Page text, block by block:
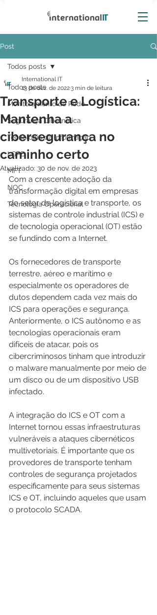
Post
Todos posts
Monitoramento de Rede
Segurança Cibernética
Tecnologia da Informação
LGPD
MFT
NOC
Tecnologia Operacional
Todos posts
Transporte e Logística:
Mantenha a
cibersegurança no
caminho certo
International IT
13 de dez. de 20223 min de leitura
Atualizado: 30 de nov. de 2023
Com a crescente adoção da
transformação digital em empresas
do setor de logística e transporte, os
sistemas de controle industrial (ICS) e
de tecnologia operacional (OT) estão
se fundindo com a Internet.
Os fornecedores de transporte
terrestre, aéreo e marítimo e
especialmente os operadores de
dutos dependem cada vez mais do
ICS para operações e segurança.
Anteriormente, o ICS autônomo e as
tecnologias operacionais eram
difíceis de atacar, pois os
cibercriminosos tinham que introduzir
o malware manualmente por meio de
um disco ou de um dispositivo USB
infectado.
A integração do ICS e OT com a
Internet tornou essas infraestruturas
vulneráveis ​​a ataques cibernéticos
multivetoriais. É importante que os
provedores de transporte tenham
controles de segurança projetados
especificamente para seus sistemas
ICS e OT, incluindo aqueles que usam
o protocolo SCADA.